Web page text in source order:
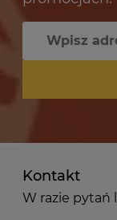
Kontakt
W razie pytań